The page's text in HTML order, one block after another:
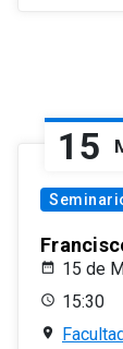
15
15 de
15:30